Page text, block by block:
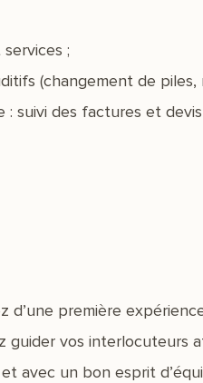
;
(changement de
suivi des factures et
d’une première
guider vos interlocuteurs
avec un bon esprit